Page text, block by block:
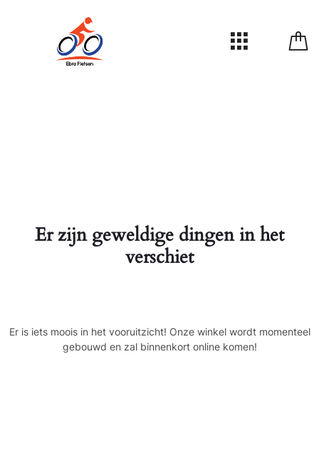
Er zijn geweldige dingen in het
verschiet
Er is iets moois in het vooruitzicht! Onze winkel wordt momenteel
gebouwd en zal binnenkort online komen!